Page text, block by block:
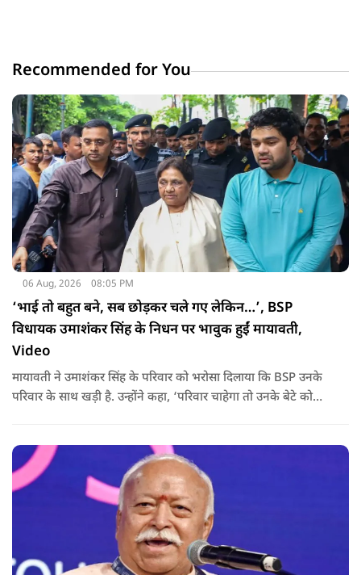
Recommended for You
06 Aug, 2026 08:05 PM
‘भाई तो बहुत बने, सब छोड़कर चले गए लेकिन…’, BSP
विधायक उमाशंकर सिंह के निधन पर भावुक हुईं मायावती,
Video
मायावती ने उमाशंकर सिंह के परिवार को भरोसा दिलाया कि BSP उनके
परिवार के साथ खड़ी है. उन्होंने कहा, ‘परिवार चाहेगा तो उनके बेटे को